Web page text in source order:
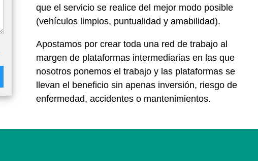
que el servicio se realice del mejor modo posible
(vehículos limpios, puntualidad y amabilidad).
Apostamos por crear toda una red de trabajo al
margen de plataformas intermediarias en las que
nosotros ponemos el trabajo y las plataformas se
llevan el beneficio sin apenas inversión, riesgo de
enfermedad, accidentes o mantenimientos.